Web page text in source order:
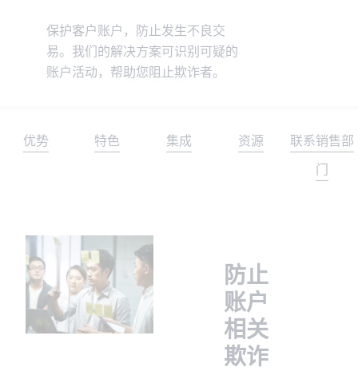
团队充满乐趣、具有包容性且不断成长。
保护客户账户，防止发生不良交
易。我们的解决方案可识别可疑的
账户活动，帮助您阻止欺诈者。
优势 特色 集成 资源
联系销售部
门
防止
账户
相关
欺诈